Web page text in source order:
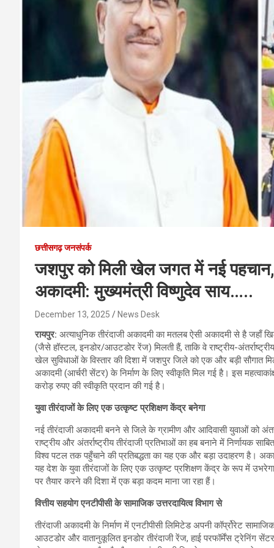
छत्तीसगढ़ जनसंपर्क
जशपुर को मिली खेल जगत में नई पहचान,
अकादमी: मुख्यमंत्री विष्णुदेव साय…..
December 13, 2025 News Desk
रायपुर: अत्याधुनिक तीरंदाजी अकादमी का मतलब ऐसी अकादमी से है जहाँ
(जैसे हॉस्टल, इनडोर/आउटडोर रेंज) मिलती हैं, ताकि वे राष्ट्रीय-
खेल सुविधाओं के विस्तार की दिशा में जशपुर जिले को एक और बड़ी सौगात
अकादमी (आर्चरी सेंटर) के निर्माण के लिए स्वीकृति मिल गई है। इस
करोड़ रुपए की स्वीकृति प्रदान की गई है।
युवा तीरंदाजों के लिए एक उत्कृष्ट प्रशिक्षण केंद्र बनेगा
नई तीरंदाजी अकादमी बनने से जिले के ग्रामीण और आदिवासी युवाओं को
राष्ट्रीय और अंतर्राष्ट्रीय तीरंदाजी प्रतिभाओं का हब बनाने में निर्णायक
विश्व पटल तक पहुँचाने की प्रतिबद्धता का यह एक और बड़ा उदाहरण है।
यह देश के युवा तीरंदाजों के लिए एक उत्कृष्ट प्रशिक्षण केंद्र के रूप में
पर तैयार करने की दिशा में एक बड़ा कदम माना जा रहा हैं।
वित्तीय सहयोग एनटीपीसी के सामाजिक उत्तरदायित्व विभाग से
तीरंदाजी अकादमी के निर्माण में एनटीपीसी लिमिटेड अपनी कॉर्प्रोरेट
आउटडोर और वातानुकूलित इनडोर तीरंदाजी रेंज, हाई परफॉर्मेंस ट्रेनिंग